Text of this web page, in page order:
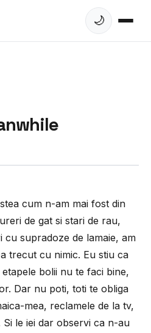
🌙
cum n-am mai fost din
de gat si stari de rau,
supradoze de lamaie, am
trecut cu nimic. Eu stiu ca
bolii nu te faci bine,
Dar nu poti, toti te obliga
mea, reclamele de la tv,
Si le iei dar observi ca n-au